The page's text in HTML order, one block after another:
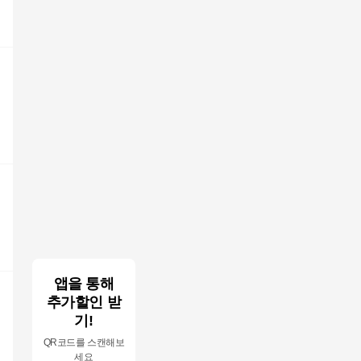
앱을 통해
추가할인 받
기!
QR코드를 스캔해보
세요